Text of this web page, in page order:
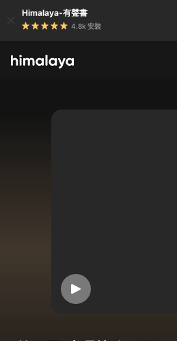
Himalaya-有聲書
4.8k 安裝